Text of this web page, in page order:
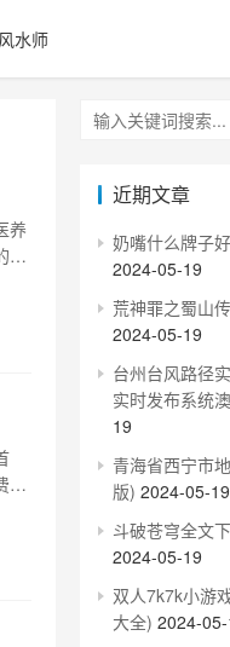
风水师
养
前
者
近期文章
奶嘴什么牌子
2024-05-19
荒神罪之蜀山
2024-05-19
台州台风路径
实时发布系统
19
青海省西宁市
版) 2024-05-19
斗破苍穹全文
2024-05-19
双人7k7k小游
大全) 2024-